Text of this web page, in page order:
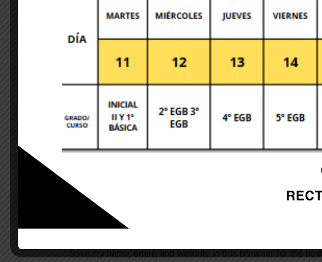
Leave A Comment
Your email address will not be published. Required fields are
Save my name, email, and website in this browser for the